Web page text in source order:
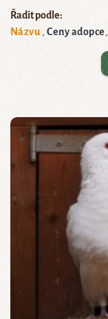
Řadit podle:
Názvu
Ceny adopce